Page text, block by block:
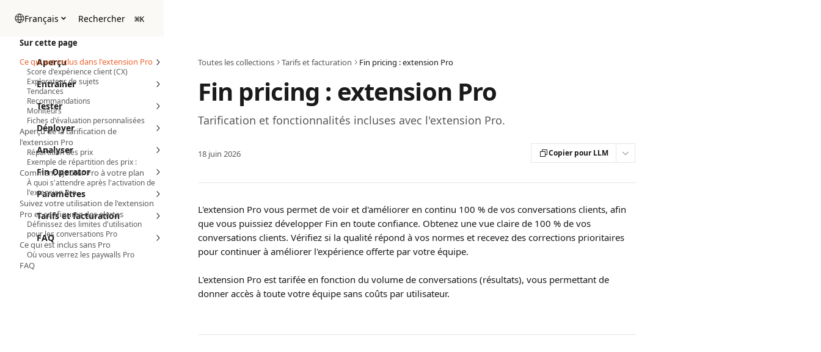
Français Rechercher ⌘K
Aperçu
Entraîner
Tester
Déployer
Analyser
Fin Operator
Paramètres
Tarifs et facturation
FAQ
Toutes les collections Tarifs et facturation Fin pricing : extension Pro
Fin pricing : extension Pro
Tarification et fonctionnalités incluses avec l'extension Pro.
18 juin 2026 Copier pour LLM
L'extension Pro vous permet de voir et d'améliorer en continu 100 % de vos conversations clients, afin
que vous puissiez développer Fin en toute confiance. Obtenez une vue claire de 100 % de vos
conversations clients. Vérifiez si la qualité répond à vos normes et recevez des corrections prioritaires
pour continuer à améliorer l'expérience offerte par votre équipe.
L'extension Pro est tarifée en fonction du volume de conversations (résultats), vous permettant de
donner accès à toute votre équipe sans coûts par utilisateur.
Sur cette page
Ce qui est inclus dans l'extension Pro
Score d'expérience client (CX)
Explorateur de sujets
Tendances
Recommandations
Moniteurs
Fiches d'évaluation personnalisées
Aperçu de la tarification de
l'extension Pro
Répartition des prix
Exemple de répartition des prix :
Comment ajouter Pro à votre plan
À quoi s'attendre après l'activation de
l'extension Pro
Suivez votre utilisation de l'extension
Pro et configurez des alertes
Définissez des limites d'utilisation
pour les conversations Pro
Ce qui est inclus sans Pro
Où vous verrez les paywalls Pro
FAQ